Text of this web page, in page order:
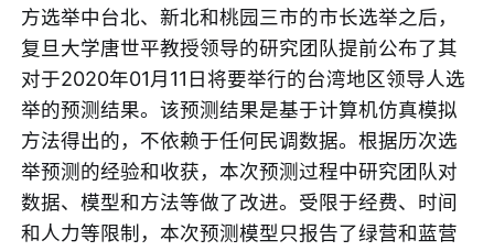
方选举中台北、新北和桃园三市的市长选举之后，
复旦大学唐世平教授领导的研究团队提前公布了其
对于2020年01月11日将要举行的台湾地区领导人选
举的预测结果。该预测结果是基于计算机仿真模拟
方法得出的，不依赖于任何民调数据。根据历次选
举预测的经验和收获，本次预测过程中研究团队对
数据、模型和方法等做了改进。受限于经费、时间
和人力等限制，本次预测模型只报告了绿营和蓝营